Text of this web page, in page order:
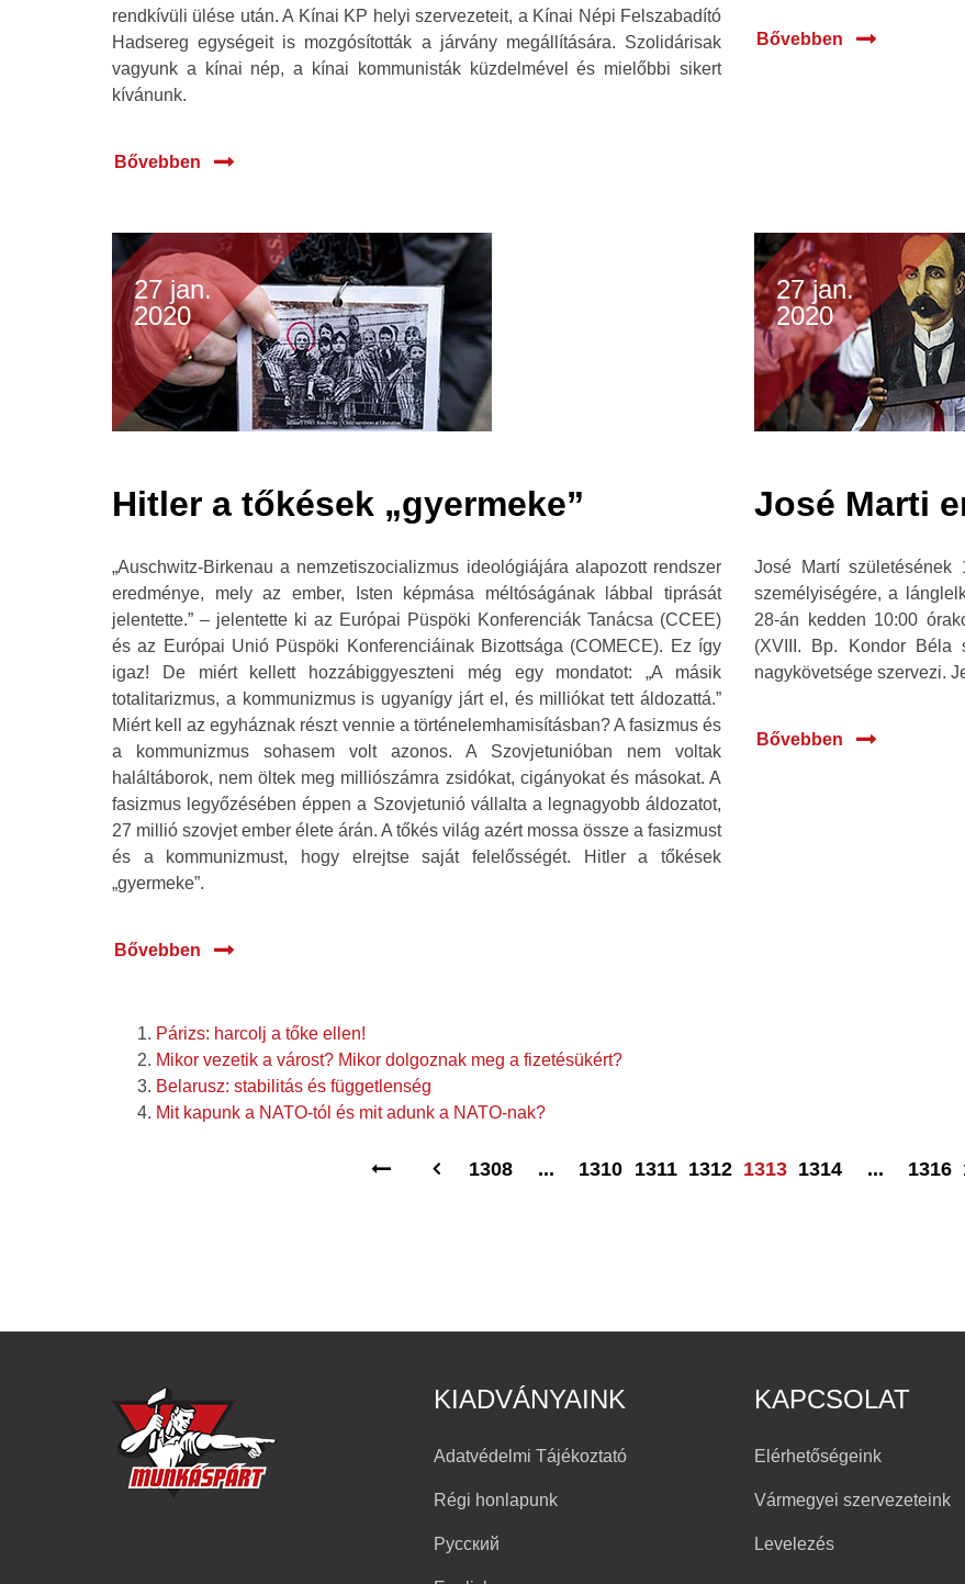
rendkívüli ülése után. A Kínai KP helyi szervezeteit, a Kínai Népi Felszabadító
Hadsereg egységeit is mozgósították a járvány megállítására. Szolidárisak
vagyunk a kínai nép, a kínai kommunisták küzdelmével és mielőbbi sikert
kívánunk.
Bővebben
Bővebben
27 jan.
2020
Hitler a tőkések „gyermeke”
„Auschwitz-Birkenau a nemzetiszocializmus ideológiájára alapozott rendszer
eredménye, mely az ember, Isten képmása méltóságának lábbal tiprását
jelentette.” – jelentette ki az Európai Püspöki Konferenciák Tanácsa (CCEE)
és az Európai Unió Püspöki Konferenciáinak Bizottsága (COMECE). Ez így
igaz! De miért kellett hozzábiggyeszteni még egy mondatot: „A másik
totalitarizmus, a kommunizmus is ugyanígy járt el, és milliókat tett áldozattá.”
Miért kell az egyháznak részt vennie a történelemhamisításban? A fasizmus és
a kommunizmus sohasem volt azonos. A Szovjetunióban nem voltak
haláltáborok, nem öltek meg milliószámra zsidókat, cigányokat és másokat. A
fasizmus legyőzésében éppen a Szovjetunió vállalta a legnagyobb áldozatot,
27 millió szovjet ember élete árán. A tőkés világ azért mossa össze a fasizmust
és a kommunizmust, hogy elrejtse saját felelősségét. Hitler a tőkések
„gyermeke”.
Bővebben
27 jan.
2020
José Marti
José Martí születésének
személyiségére, a
28-án kedden 10:00
(XVIII. Bp. Kondor Béla
nagykövetsége szervezi.
Bővebben
Párizs: harcolj a tőke ellen!
Mikor vezetik a várost? Mikor dolgoznak meg a fizetésükért?
Belarusz: stabilitás és függetlenség
Mit kapunk a NATO-tól és mit adunk a NATO-nak?
1308 ... 1310 1311 1312 1313 1314 ... 1316
KIADVÁNYAINK
Adatvédelmi Tájékoztató
Régi honlapunk
Русский
KAPCSOLAT
Elérhetőségeink
Vármegyei szervezeteink
Levelezés